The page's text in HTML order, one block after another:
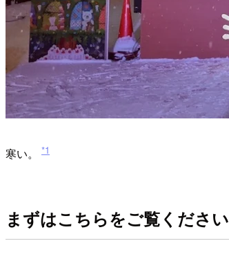
寒い。 *1
まずはこちらをご覧ください